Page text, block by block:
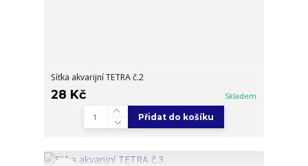
Síťka akvarijní TETRA č.2
28 Kč Skladem
Přidat do košíku